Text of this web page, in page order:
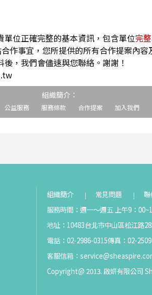
位正確完整的基本資訊，包含單位完
合作事宜，您所提供的所有合作提案內
，我們會儘速與您聯絡。謝謝！
組織簡介：
公益服務 服務條款 合作提案 加入我們
組織簡介 常見問題
服務時間：週一～週五 上午9：
地址：10483台北市中山區松江路
電話：02-2986-0315傳真：02-
客服信箱：
Copyright@ 2013. 啟妍有限公司